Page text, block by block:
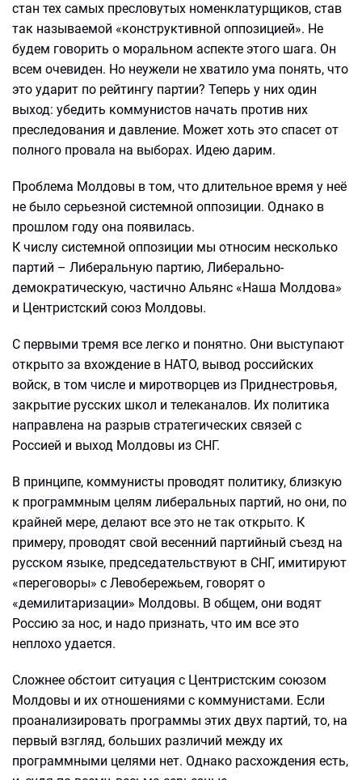
стан тех самых пресловутых номенклатурщиков, став
так называемой «конструктивной оппозицией». Не
будем говорить о моральном аспекте этого шага. Он
всем очевиден. Но неужели не хватило ума понять, что
это ударит по рейтингу партии? Теперь у них один
выход: убедить коммунистов начать против них
преследования и давление. Может хоть это спасет от
полного провала на выборах. Идею дарим.
Проблема Молдовы в том, что длительное время у неё
не было серьезной системной оппозиции. Однако в
прошлом году она появилась.
К числу системной оппозиции мы относим несколько
партий – Либеральную партию, Либерально-
демократическую, частично Альянс «Наша Молдова»
и Центристский союз Молдовы.
С первыми тремя все легко и понятно. Они выступают
открыто за вхождение в НАТО, вывод российских
войск, в том числе и миротворцев из Приднестровья,
закрытие русских школ и телеканалов. Их политика
направлена на разрыв стратегических связей с
Россией и выход Молдовы из СНГ.
В принципе, коммунисты проводят политику, близкую
к программным целям либеральных партий, но они, по
крайней мере, делают все это не так открыто. К
примеру, проводят свой весенний партийный съезд на
русском языке, председательствуют в СНГ, имитируют
«переговоры» с Левобережьем, говорят о
«демилитаризации» Молдовы. В общем, они водят
Россию за нос, и надо признать, что им все это
неплохо удается.
Сложнее обстоит ситуация с Центристским союзом
Молдовы и их отношениями с коммунистами. Если
проанализировать программы этих двух партий, то, на
первый взгляд, больших различий между их
программными целями нет. Однако расхождения есть,